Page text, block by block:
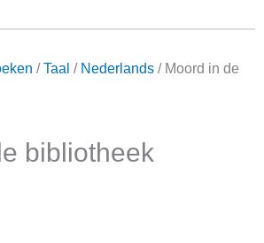
/Taal/Nederlands/ Moord
bibliotheek